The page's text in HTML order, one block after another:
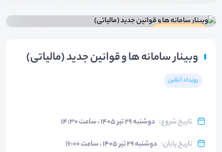
وبینار سامانه ها و قوانین جدید (مالیاتی)
رویداد آنلاین
تاریخ شروع: دوشنبه ۲۹ تیر ۱۴۰۵ ، ساعت ۱۴:۳۰
تاریخ پایان: دوشنبه ۲۹ تیر ۱۴۰۵ ، ساعت ۱۶:۰۰